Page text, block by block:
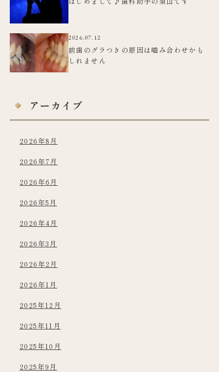
2026.07.12
前歯のグラつきの原因は嚙み合わせかも
しれません
アーカイブ
2026年8月
2026年7月
2026年6月
2026年5月
2026年4月
2026年3月
2026年2月
2026年1月
2025年12月
2025年11月
2025年10月
2025年9月